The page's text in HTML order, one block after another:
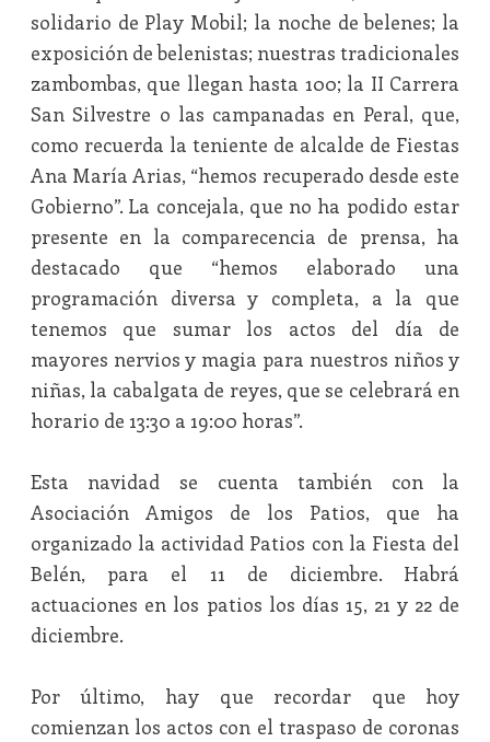
solidario de Play Mobil; la noche de belenes; la
exposición de belenistas; nuestras tradicionales
zambombas, que llegan hasta 100; la II Carrera
San Silvestre o las campanadas en Peral, que,
como recuerda la teniente de alcalde de Fiestas
Ana María Arias, “hemos recuperado desde este
Gobierno”. La concejala, que no ha podido estar
presente en la comparecencia de prensa, ha
destacado que “hemos elaborado una
programación diversa y completa, a la que
tenemos que sumar los actos del día de
mayores nervios y magia para nuestros niños y
niñas, la cabalgata de reyes, que se celebrará en
horario de 13:30 a 19:00 horas”.
Esta navidad se cuenta también con la
Asociación Amigos de los Patios, que ha
organizado la actividad Patios con la Fiesta del
Belén, para el 11 de diciembre. Habrá
actuaciones en los patios los días 15, 21 y 22 de
diciembre.
Por último, hay que recordar que hoy
comienzan los actos con el traspaso de coronas